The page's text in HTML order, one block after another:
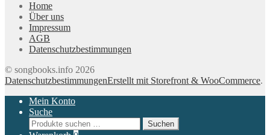
Home
Über uns
Impressum
AGB
Datenschutzbestimmungen
© songbooks.info 2026
DatenschutzbestimmungenErstellt mit Storefront & WooCommerce.
Mein Konto
Suche
Suchen
Suchen